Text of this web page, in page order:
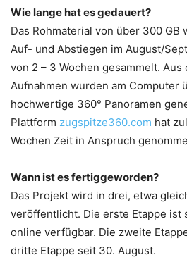
Wie lange hat es gedauert?
Das Rohmaterial von über 300 GB
Auf- und Abstiegen im August/
von 2 – 3 Wochen gesammelt. Aus
Aufnahmen wurden am Computer
hochwertige 360° Panoramen
Plattform zugspitze360.com hat
Wochen Zeit in Anspruch
Wann ist es fertiggeworden?
Das Projekt wird in drei, etwa
veröffentlicht. Die erste Etappe ist
online verfügbar. Die zweite
dritte Etappe seit 30. August.